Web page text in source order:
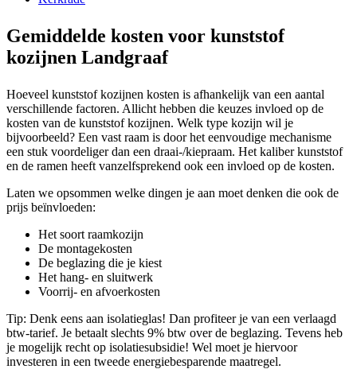
Gemiddelde kosten voor kunststof
kozijnen Landgraaf
Hoeveel kunststof kozijnen kosten is afhankelijk van een aantal
verschillende factoren. Allicht hebben die keuzes invloed op de
kosten van de kunststof kozijnen. Welk type kozijn wil je
bijvoorbeeld? Een vast raam is door het eenvoudige mechanisme
een stuk voordeliger dan een draai-/kiepraam. Het kaliber kunststof
en de ramen heeft vanzelfsprekend ook een invloed op de kosten.
Laten we opsommen welke dingen je aan moet denken die ook de
prijs beïnvloeden:
Het soort raamkozijn
De montagekosten
De beglazing die je kiest
Het hang- en sluitwerk
Voorrij- en afvoerkosten
Tip: Denk eens aan isolatieglas! Dan profiteer je van een verlaagd
btw-tarief. Je betaalt slechts 9% btw over de beglazing. Tevens heb
je mogelijk recht op isolatiesubsidie! Wel moet je hiervoor
investeren in een tweede energiebesparende maatregel.